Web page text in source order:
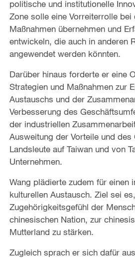
politische und institutionelle
Zone solle eine Vorreiterrolle
Maßnahmen übernehmen und
entwickeln, die auch in anderen
angewendet werden könnten.
Darüber hinaus forderte er eine
Strategien und Maßnahmen zur
Austauschs und der
Verbesserung des
der industriellen
Ausweitung der Vorteile und des
Landsleute auf Taiwan und von
Unternehmen.
Wang plädierte zudem für einen
kulturellen Austausch. Ziel sei
Zugehörigkeitsgefühl der
chinesischen Nation, zur
Mutterland zu stärken.
Zugleich sprach er sich dafür